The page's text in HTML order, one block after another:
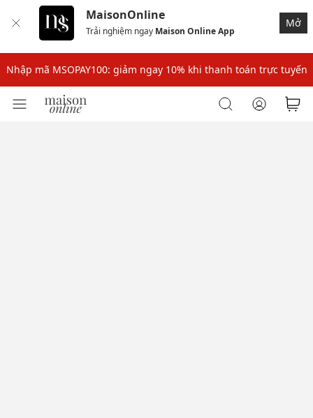
MaisonOnline
Trải nghiệm ngay Maison Online App
Mở
Nhập mã: MSOXINCHAO - Giảm 10% đơn đầu cho thành viên mới!
Nhập mã MSOPAY100: giảm ngay 10% khi thanh toán trực tuyến
Nhập mã: MSOXINCHAO - Giảm 10% đơn đầu cho thành viên mới!